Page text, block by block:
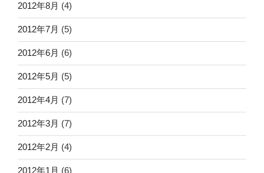
2012年8月 (4)
2012年7月 (5)
2012年6月 (6)
2012年5月 (5)
2012年4月 (7)
2012年3月 (7)
2012年2月 (4)
2012年1月 (6)